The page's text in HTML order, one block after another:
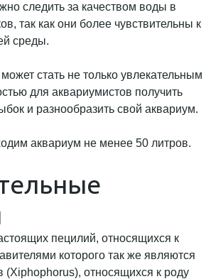
следить за качеством воды в
так как они более чувствительны к
среды.
стать не только увлекательным
для аквариумистов получить
и разнообразить свой аквариум.
пецилий, относящихся к
которого так же являются
(Xiphophorus), относящихся к роду